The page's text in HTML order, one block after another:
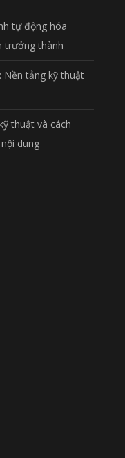
tự động hóa
trưởng thành
Nền tảng kỹ thuật
thuật và cách
dung